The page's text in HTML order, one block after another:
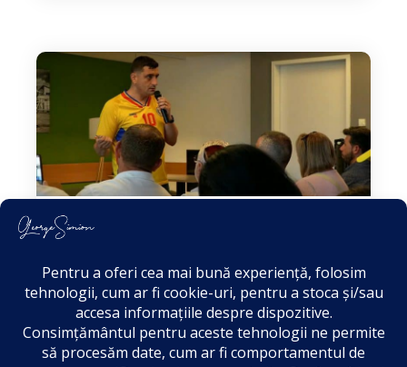
iunie 18, 2024
Mulțumesc pentru
încredere! Mă
bucur că ați